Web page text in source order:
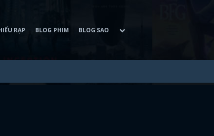
RẠP BLOG PHIM BLOG SAO